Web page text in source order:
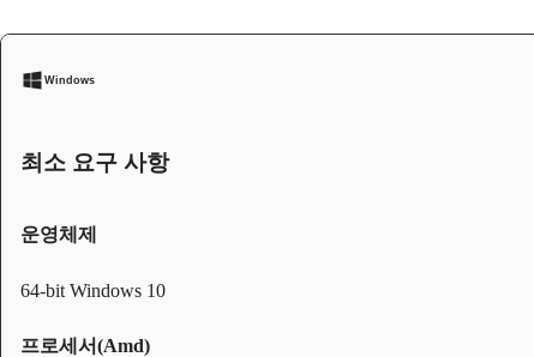
Windows
최소 요구 사항
운영체제
64-bit Windows 10
프로세서(Amd)